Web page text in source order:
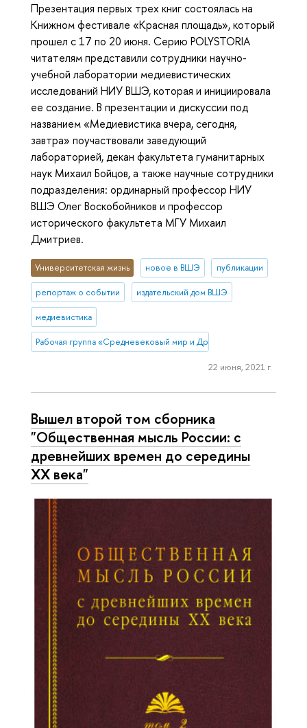
Презентация первых трех книг состоялась на
Книжном фестивале «Красная площадь», который
прошел с 17 по 20 июня. Серию POLYSTORIA
читателям представили сотрудники научно-
учебной лаборатории медиевистических
исследований НИУ ВШЭ, которая и инициировала
ее создание. В презентации и дискуссии под
названием «Медиевистика вчера, сегодня,
завтра» поучаствовали заведующий
лабораторией, декан факультета гуманитарных
наук Михаил Бойцов, а также научные сотрудники
подразделения: ординарный профессор НИУ
ВШЭ Олег Воскобойников и профессор
исторического факультета МГУ Михаил
Дмитриев.
Университетская жизнь новое в ВШЭ публикации
репортаж о событии издательский дом ВШЭ
медиевистика
Рабочая группа «Средневековый мир и Древняя Русь»
22 июня, 2021 г.
Вышел второй том сборника
"Общественная мысль России: с
древнейших времен до середины
XX века"